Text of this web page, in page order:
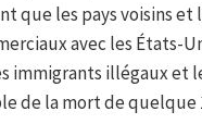
que les pays voisins
avec les États-
immigrants illégaux et
de la mort de quelque